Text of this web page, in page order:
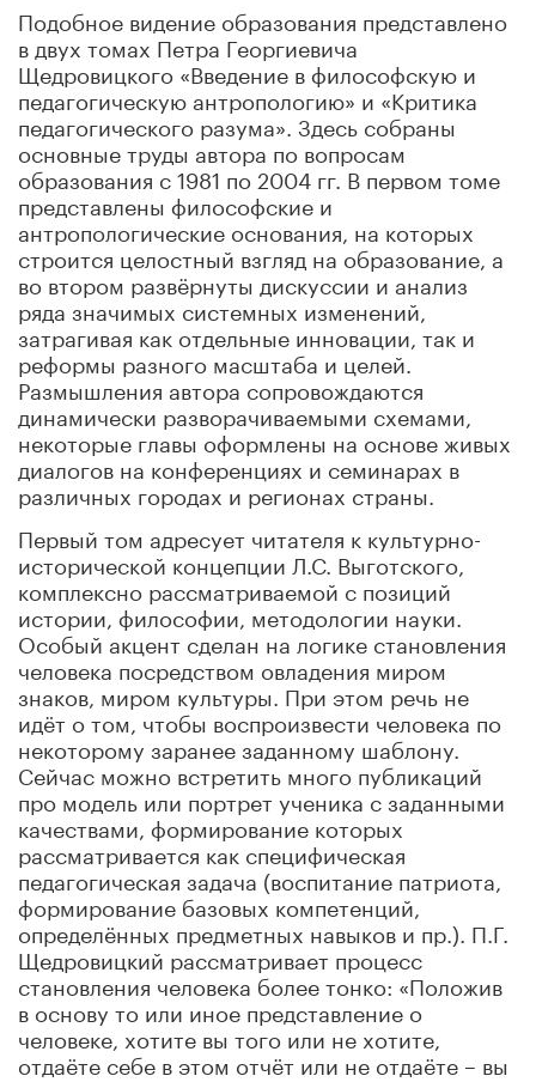
Подобное видение образования представлено
в двух томах Петра Георгиевича
Щедровицкого «Введение в философскую и
педагогическую антропологию» и «Критика
педагогического разума». Здесь собраны
основные труды автора по вопросам
образования с 1981 по 2004 гг. В первом томе
представлены философские и
антропологические основания, на которых
строится целостный взгляд на образование, а
во втором развёрнуты дискуссии и анализ
ряда значимых системных изменений,
затрагивая как отдельные инновации, так и
реформы разного масштаба и целей.
Размышления автора сопровождаются
динамически разворачиваемыми схемами,
некоторые главы оформлены на основе живых
диалогов на конференциях и семинарах в
различных городах и регионах страны.
Первый том адресует читателя к культурно-
исторической концепции Л.С. Выготского,
комплексно рассматриваемой с позиций
истории, философии, методологии науки.
Особый акцент сделан на логике становления
человека посредством овладения миром
знаков, миром культуры. При этом речь не
идёт о том, чтобы воспроизвести человека по
некоторому заранее заданному шаблону.
Сейчас можно встретить много публикаций
про модель или портрет ученика с заданными
качествами, формирование которых
рассматривается как специфическая
педагогическая задача (воспитание патриота,
формирование базовых компетенций,
определённых предметных навыков и пр.). П.Г.
Щедровицкий рассматривает процесс
становления человека более тонко: «Положив
в основу то или иное представление о
человеке, хотите вы того или не хотите,
отдаёте себе в этом отчёт или не отдаёте – вы